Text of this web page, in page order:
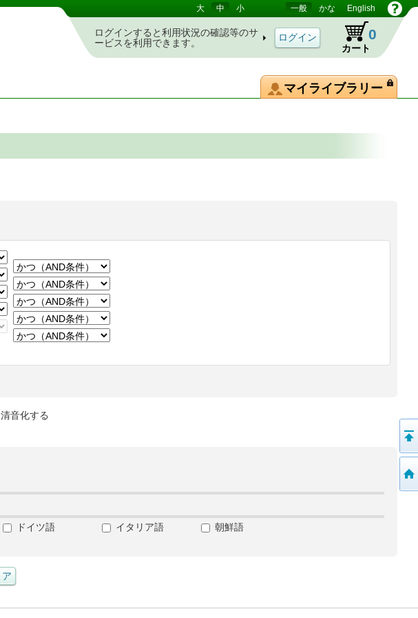
大 中 小 一般 かな English
ログインすると利用状況の確認等のサ
ービスを利用できます。
カート
0
マイライブラリー
清音化する
ドイツ語 イタリア語
朝鮮語